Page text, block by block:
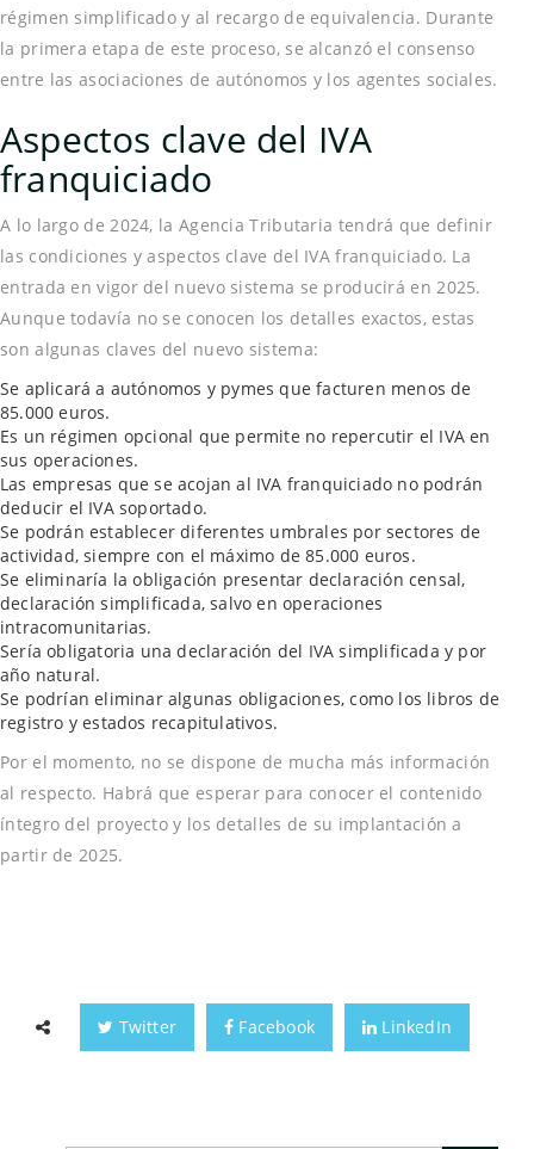
régimen simplificado y al recargo de equivalencia. Durante
la primera etapa de este proceso, se alcanzó el consenso
entre las asociaciones de autónomos y los agentes sociales.
Aspectos clave del IVA
franquiciado
A lo largo de 2024, la Agencia Tributaria tendrá que definir
las condiciones y aspectos clave del IVA franquiciado. La
entrada en vigor del nuevo sistema se producirá en 2025.
Aunque todavía no se conocen los detalles exactos, estas
son algunas claves del nuevo sistema:
Se aplicará a autónomos y pymes que facturen menos de
85.000 euros.
Es un régimen opcional que permite no repercutir el IVA en
sus operaciones.
Las empresas que se acojan al IVA franquiciado no podrán
deducir el IVA soportado.
Se podrán establecer diferentes umbrales por sectores de
actividad, siempre con el máximo de 85.000 euros.
Se eliminaría la obligación presentar declaración censal,
declaración simplificada, salvo en operaciones
intracomunitarias.
Sería obligatoria una declaración del IVA simplificada y por
año natural.
Se podrían eliminar algunas obligaciones, como los libros de
registro y estados recapitulativos.
Por el momento, no se dispone de mucha más información
al respecto. Habrá que esperar para conocer el contenido
íntegro del proyecto y los detalles de su implantación a
partir de 2025.
Twitter Facebook LinkedIn